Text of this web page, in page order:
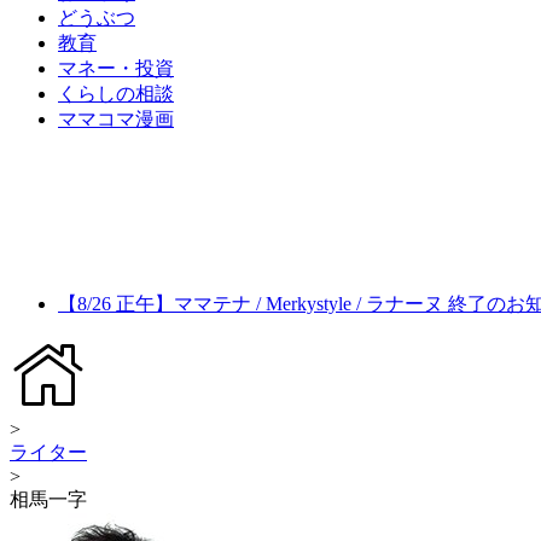
どうぶつ
教育
マネー・投資
くらしの相談
ママコマ漫画
【8/26 正午】ママテナ / Merkystyle / ラナーヌ 終了のお
>
ライター
>
相馬一字